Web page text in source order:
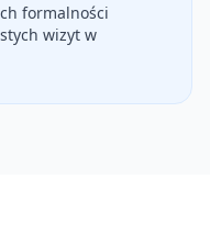
formalności
wizyt w